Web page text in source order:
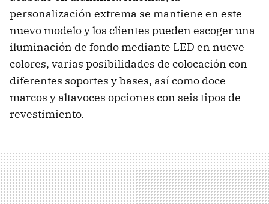
personalización extrema se mantiene en este
nuevo modelo y los clientes pueden escoger una
iluminación de fondo mediante LED en nueve
colores, varias posibilidades de colocación con
diferentes soportes y bases, así como doce
marcos y altavoces opciones con seis tipos de
revestimiento.